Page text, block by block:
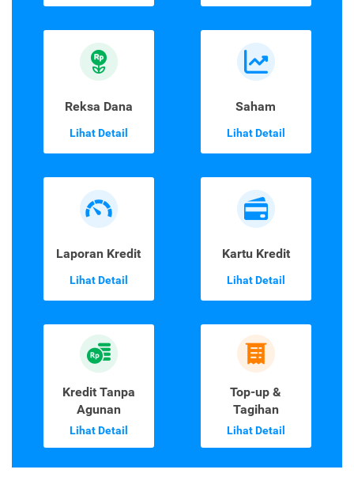
Reksa Dana
Lihat Detail
Saham
Lihat Detail
Laporan Kredit
Lihat Detail
Kartu Kredit
Lihat Detail
Kredit Tanpa
Agunan
Lihat Detail
Top-up &
Tagihan
Lihat Detail